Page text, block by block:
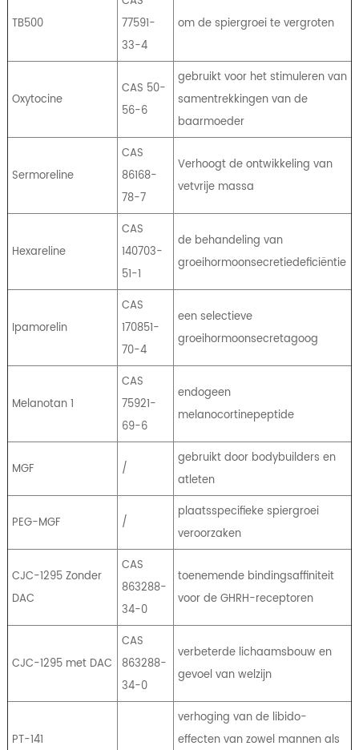
TB500
77591-
33-4
om de spiergroei te vergroten
Oxytocine
CAS 50-
56-6
gebruikt voor het stimuleren van
samentrekkingen van de
baarmoeder
Sermoreline
CAS
86168-
78-7
Verhoogt de ontwikkeling van
vetvrije massa
Hexareline
CAS
140703-
51-1
de behandeling van
groeihormoonsecretiedeficiëntie
Ipamorelin
CAS
170851-
70-4
een selectieve
groeihormoonsecretagoog
Melanotan 1
CAS
75921-
69-6
endogeen
melanocortinepeptide
MGF /
gebruikt door bodybuilders en
atleten
PEG-MGF /
plaatsspecifieke spiergroei
veroorzaken
CJC-1295 Zonder
DAC
CAS
863288-
34-0
toenemende bindingsaffiniteit
voor de GHRH-receptoren
CJC-1295 met DAC
CAS
863288-
34-0
verbeterde lichaamsbouw en
gevoel van welzijn
PT-141
verhoging van de libido-
effecten van zowel mannen als